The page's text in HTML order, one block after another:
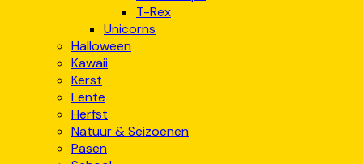
T-Rex
Unicorns
Halloween
Kawaii
Kerst
Lente
Herfst
Natuur & Seizoenen
Pasen